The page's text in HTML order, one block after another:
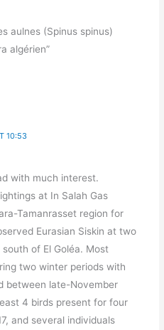
aulnes (Spinus spinus)
algérien”
10:53
with much interest.
at In Salah Gas
Tamanrasset region for
Eurasian Siskin at two
of El Goléa. Most
two winter periods with
between late-November
4 birds present for four
and several individuals